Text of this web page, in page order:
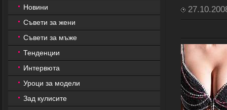
Новини
Съвети за жени
Съвети за мъже
Тенденции
Интервюта
Уроци за модели
Зад кулисите